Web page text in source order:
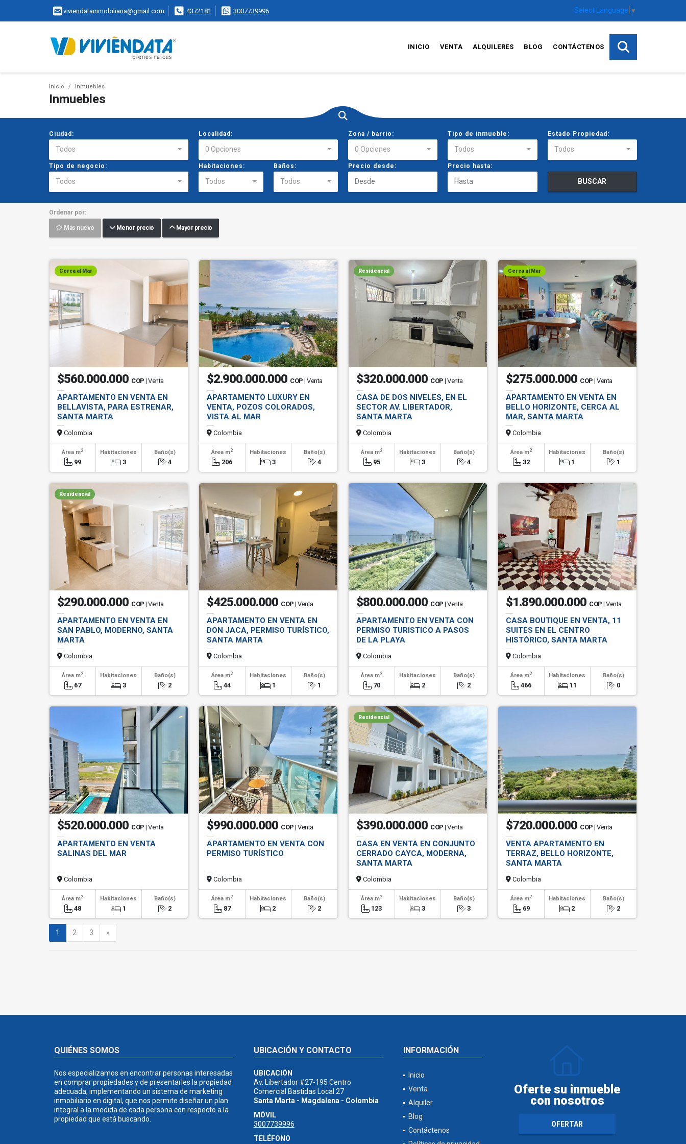
viviendatainmobiliaria@gmail.com 4372181 3007739996 Select Language ▼
INICIO VENTA ALQUILERES BLOG CONTÁCTENOS
Inicio Inmuebles
Inmuebles
Ciudad:
Todos
Localidad:
0 Opciones
Zona / barrio:
0 Opciones
Tipo de inmueble:
Todos
Estado Propiedad:
Todos
Tipo de negocio:
Todos
Habitaciones:
Todos
Baños:
Todos
Precio desde: Precio hasta:
BUSCAR
Ordenar por:
Más nuevo Menor precio Mayor precio
Cerca al Mar
$560.000.000 COP | Venta
APARTAMENTO EN VENTA EN
BELLAVISTA, PARA ESTRENAR,
SANTA MARTA
Colombia
Área m2
99
Habitaciones
3
Baño(s)
4
$2.900.000.000 COP | Venta
APARTAMENTO LUXURY EN
VENTA, POZOS COLORADOS,
VISTA AL MAR
Colombia
Área m2
206
Habitaciones
3
Baño(s)
4
Residencial
$320.000.000 COP | Venta
CASA DE DOS NIVELES, EN EL
SECTOR AV. LIBERTADOR,
SANTA MARTA
Colombia
Área m2
95
Habitaciones
3
Baño(s)
4
Cerca al Mar
$275.000.000 COP | Venta
APARTAMENTO EN VENTA EN
BELLO HORIZONTE, CERCA AL
MAR, SANTA MARTA
Colombia
Área m2
32
Habitaciones
1
Baño(s)
1
Residencial
$290.000.000 COP | Venta
APARTAMENTO EN VENTA EN
SAN PABLO, MODERNO, SANTA
MARTA
Colombia
Área m2
67
Habitaciones
3
Baño(s)
2
$425.000.000 COP | Venta
APARTAMENTO EN VENTA EN
DON JACA, PERMISO TURÍSTICO,
SANTA MARTA
Colombia
Área m2
44
Habitaciones
1
Baño(s)
1
$800.000.000 COP | Venta
APARTAMENTO EN VENTA CON
PERMISO TURISTICO A PASOS
DE LA PLAYA
Colombia
Área m2
70
Habitaciones
2
Baño(s)
2
$1.890.000.000 COP | Venta
CASA BOUTIQUE EN VENTA, 11
SUITES EN EL CENTRO
HISTÓRICO, SANTA MARTA
Colombia
Área m2
466
Habitaciones
11
Baño(s)
0
$520.000.000 COP | Venta
APARTAMENTO EN VENTA
SALINAS DEL MAR
Colombia
Área m2
48
Habitaciones
1
Baño(s)
2
$990.000.000 COP | Venta
APARTAMENTO EN VENTA CON
PERMISO TURÍSTICO
Colombia
Área m2
87
Habitaciones
2
Baño(s)
2
Residencial
$390.000.000 COP | Venta
CASA EN VENTA EN CONJUNTO
CERRADO CAYCA, MODERNA,
SANTA MARTA
Colombia
Área m2
123
Habitaciones
3
Baño(s)
3
$720.000.000 COP | Venta
VENTA APARTAMENTO EN
TERRAZ, BELLO HORIZONTE,
SANTA MARTA
Colombia
Área m2
69
Habitaciones
2
Baño(s)
2
1 2 3 »
QUIÉNES SOMOS
Nos especializamos en encontrar personas interesadas
en comprar propiedades y de presentarles la propiedad
adecuada, implementando un sistema de marketing
inmobiliario en digital, que nos permite diseñar un plan
integral a la medida de cada persona con respecto a la
propiedad que está buscando.
UBICACIÓN Y CONTACTO
UBICACIÓN
Av. Libertador #27-195 Centro
Comercial Bastidas Local 27
Santa Marta - Magdalena - Colombia
MÓVIL
3007739996
TELÉFONO
INFORMACIÓN
Inicio
Venta
Alquiler
Blog
Contáctenos
Oferte su inmueble
con nosotros
OFERTAR